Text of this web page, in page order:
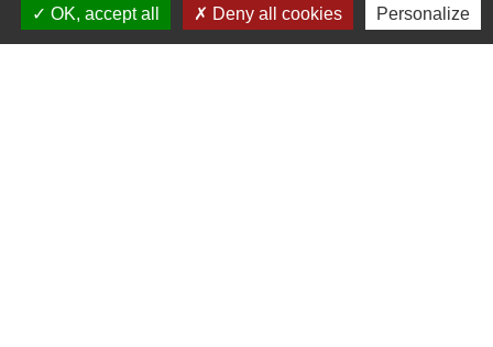
OK, accept all
Deny all cookies Personalize